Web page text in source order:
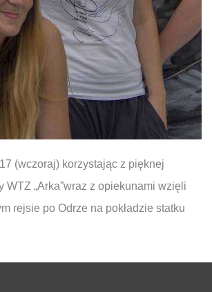
(wczoraj) korzystając z pięknej
WTZ „Arka”wraz z opiekunami wzięli
rejsie po Odrze na pokładzie statku